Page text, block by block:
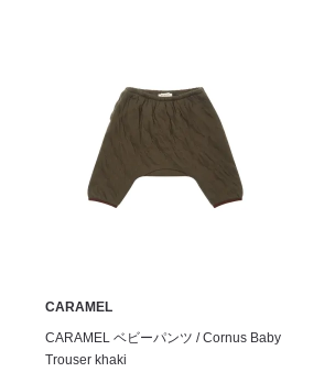
CARAMEL
CARAMEL ベビーパンツ / Cornus Baby
Trouser khaki